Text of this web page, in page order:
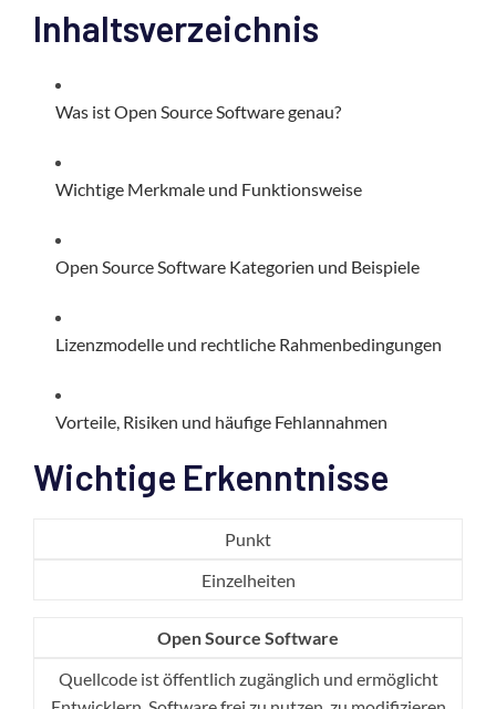
Inhaltsverzeichnis
Was ist Open Source Software genau?
Wichtige Merkmale und Funktionsweise
Open Source Software Kategorien und Beispiele
Lizenzmodelle und rechtliche Rahmenbedingungen
Vorteile, Risiken und häufige Fehlannahmen
Wichtige Erkenntnisse
Punkt
Einzelheiten
Open Source Software
Quellcode ist öffentlich zugänglich und ermöglicht